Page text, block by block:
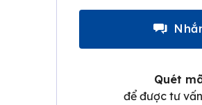
Quét
để được tư